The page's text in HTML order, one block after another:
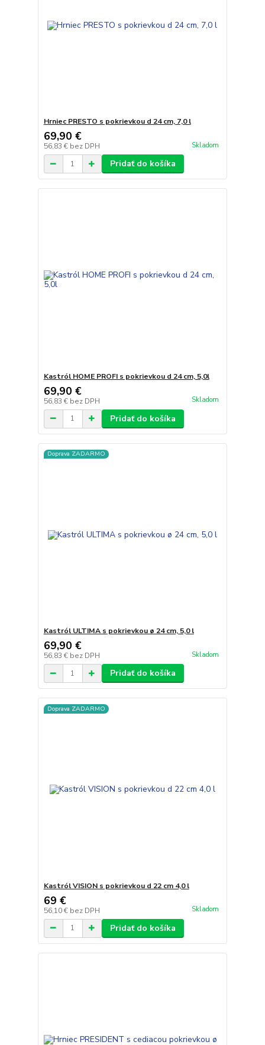
Hrniec PRESTO s pokrievkou d 24 cm, 7,0 l
69,90 €
56,83 € bez DPH Skladom
Pridať do košíka
Kastról HOME PROFI s pokrievkou d 24 cm, 5,0l
69,90 €
56,83 € bez DPH Skladom
Pridať do košíka
Doprava ZADARMO
Kastról ULTIMA s pokrievkou ø 24 cm, 5,0 l
69,90 €
56,83 € bez DPH Skladom
Pridať do košíka
Doprava ZADARMO
Kastról VISION s pokrievkou d 22 cm 4,0 l
69 €
56,10 € bez DPH Skladom
Pridať do košíka